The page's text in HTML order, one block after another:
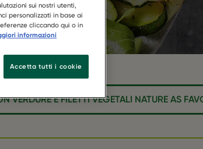
VERDURE E FILETTI VEGETALI NATURE AS
sui nostri utenti,
personalizzati in base ai
cliccando qui o in
informazioni
Accetta tutti i cookie